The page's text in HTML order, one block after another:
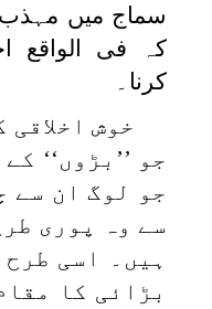
سماج میں مہذب
کہ فی الواقع
کرنا۔
خوش
جو ’’بڑوں‘‘
جو لوگ ان سے
سے وہ پوری
ہیں۔ اسی
بڑائی کا